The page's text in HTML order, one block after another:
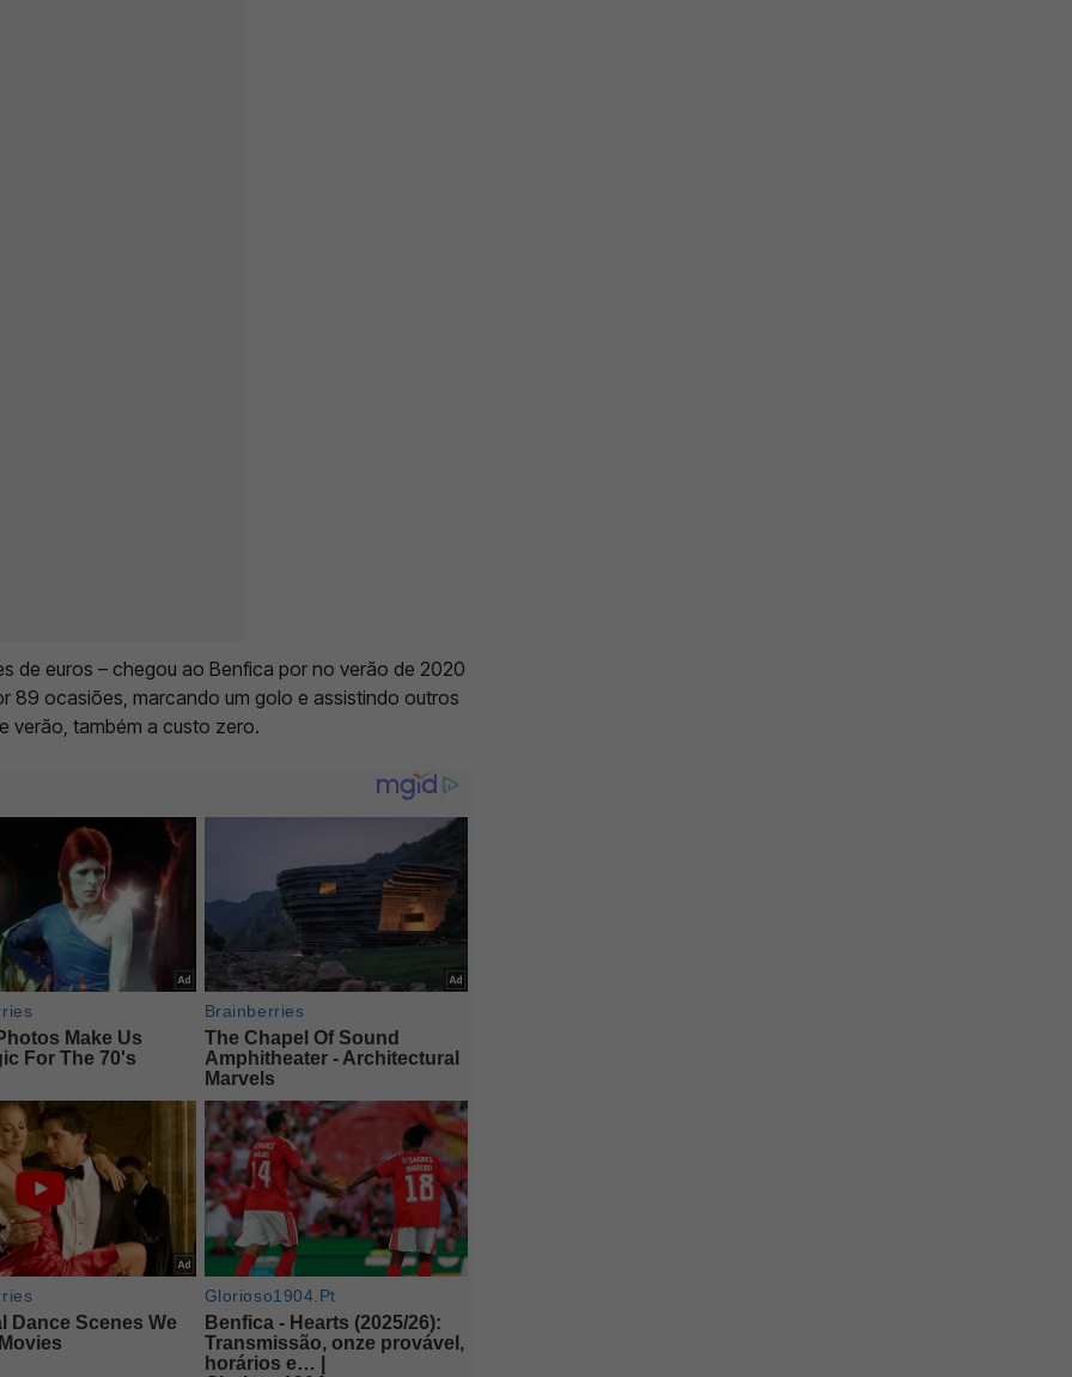
de euros – chegou ao Benfica por no verão de 2020
89 ocasiões, marcando um golo e assistindo outros
verão, também a custo zero.